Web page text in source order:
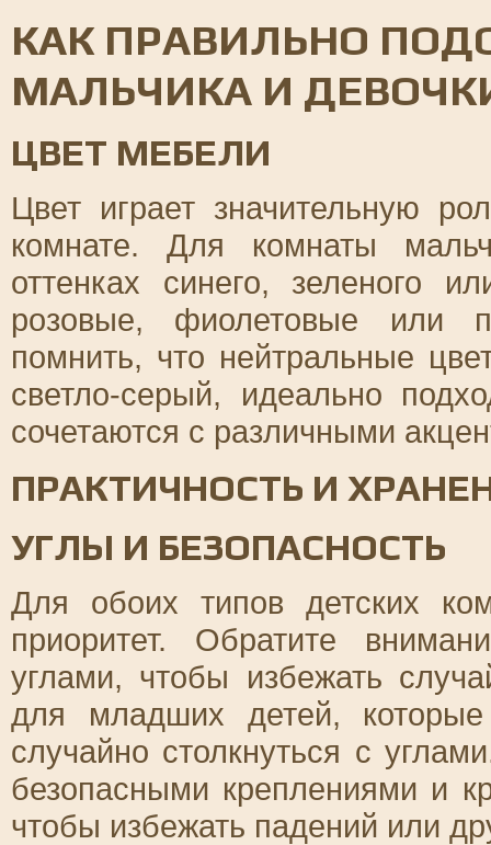
КАК ПРАВИЛЬНО
МАЛЬЧИКА И
ЦВЕТ МЕБЕЛИ
Цвет играет значительную
комнате. Для комнаты
оттенках синего, зеленого
розовые, фиолетовые или
помнить, что нейтральные
светло-серый, идеально
сочетаются с различными
ПРАКТИЧНОСТЬ И
УГЛЫ И БЕЗОПАСНОСТЬ
Для обоих типов детских
приоритет. Обратите
углами, чтобы избежать
для младших детей,
случайно столкнуться с
безопасными креплениями и
чтобы избежать падений или